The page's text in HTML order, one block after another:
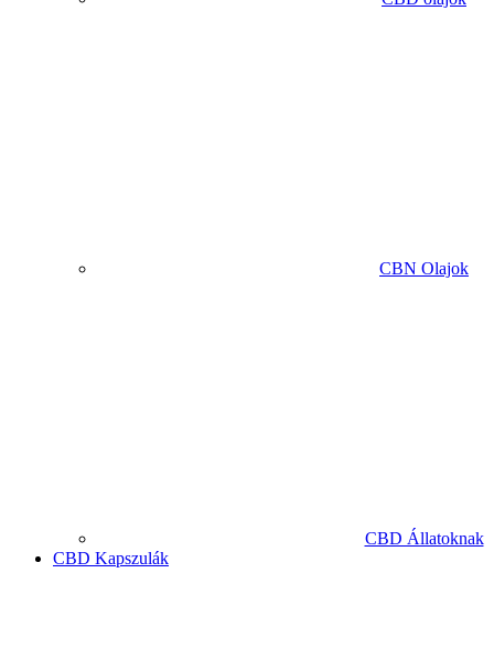
CBN Olajok
CBD Állatoknak
CBD Kapszulák